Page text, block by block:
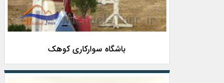
باشگاه سوارکاری کوهک